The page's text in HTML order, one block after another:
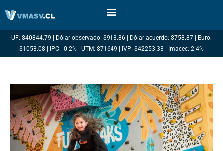
UF: $40844.79 | Dólar observado: $913.86 | Dólar acuerdo: $758.87 | Euro:
$1053.08 | IPC: -0.2% | UTM: $71649 | IVP: $42253.33 | Imacec: 2.4%